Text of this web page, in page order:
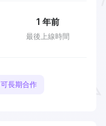
最後上線時間
1 年前
可長期合作